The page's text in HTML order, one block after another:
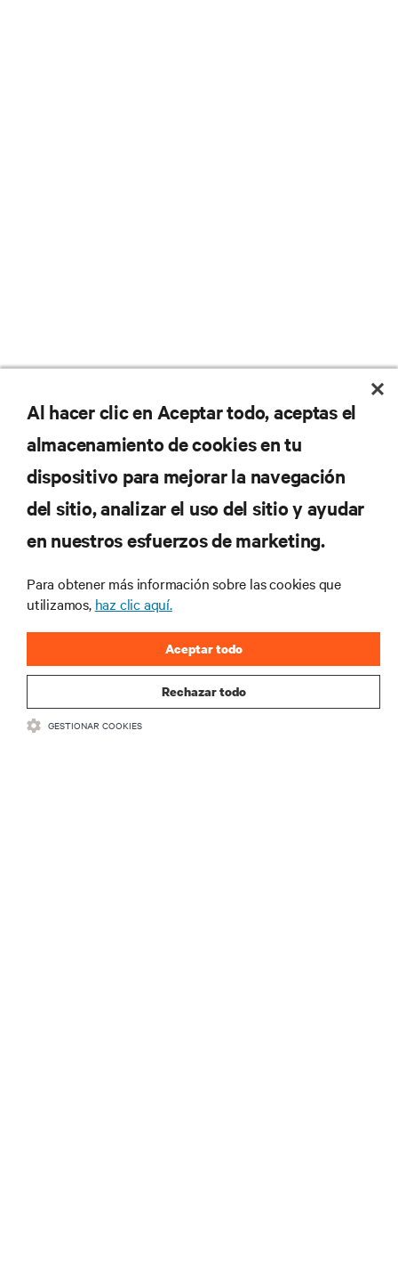
No se pierda nunca una
oferta
Regístrese en nuestra lista de correos
para recibir las últimas novedades de
industria de Vertiv.
REGISTRARSE
Al hacer clic en Aceptar todo, aceptas el
almacenamiento de cookies en tu
dispositivo para mejorar la navegación
del sitio, analizar el uso del sitio y ayudar
en nuestros esfuerzos de marketing.
Para obtener más información sobre las cookies que
utilizamos, haz clic aquí.
Rechazar todo
Aceptar todo
GESTIONAR COOKIES